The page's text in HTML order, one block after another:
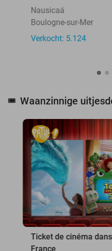
Nausicaá
Boulogne-sur-Mer
Verkocht: 5.124
🎟️ Waanzinnige
Ticket de cinéma
France